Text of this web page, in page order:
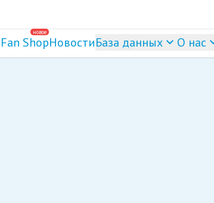
новое
Fan ShopНовостиБаза данных О нас